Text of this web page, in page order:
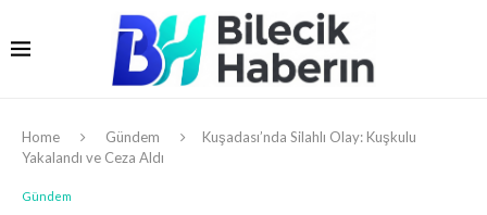
Home Gündem
Kuşadası’nda Silahlı Olay: Kuşkulu
Yakalandı ve Ceza Aldı
Gündem